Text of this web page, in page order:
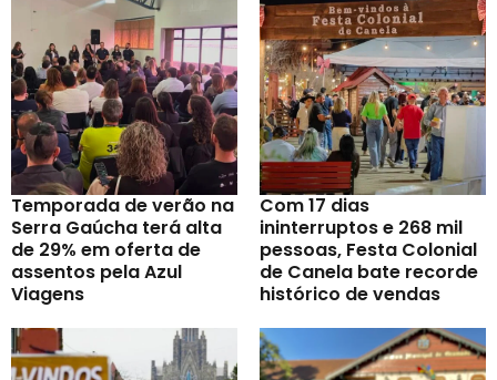
Temporada de verão na
Serra Gaúcha terá alta
de 29% em oferta de
assentos pela Azul
Viagens
Com 17 dias
ininterruptos e 268 mil
pessoas, Festa Colonial
de Canela bate recorde
histórico de vendas